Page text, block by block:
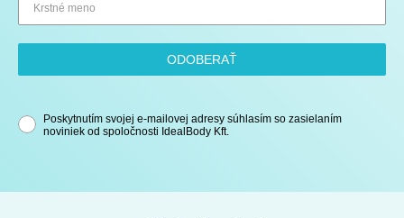
ODOBERAŤ
Poskytnutím svojej e-mailovej adresy súhlasím so zasielaním
noviniek od spoločnosti IdealBody Kft.